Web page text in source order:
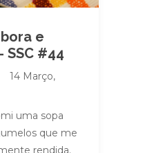
e
SSC #44
14 Março,
uma sopa
que me
rendida.